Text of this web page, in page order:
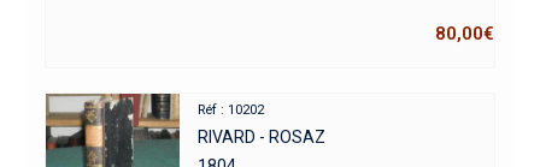
80,00€
Réf : 10202
RIVARD - ROSAZ